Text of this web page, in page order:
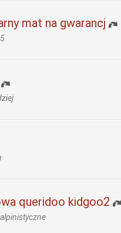
mat na gwarancj
queridoo kidgoo2